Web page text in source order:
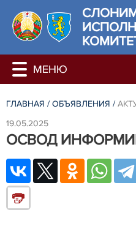
ГЛАВНАЯ / ОБЪЯВЛЕНИЯ /
19.05.2025
ОСВОД